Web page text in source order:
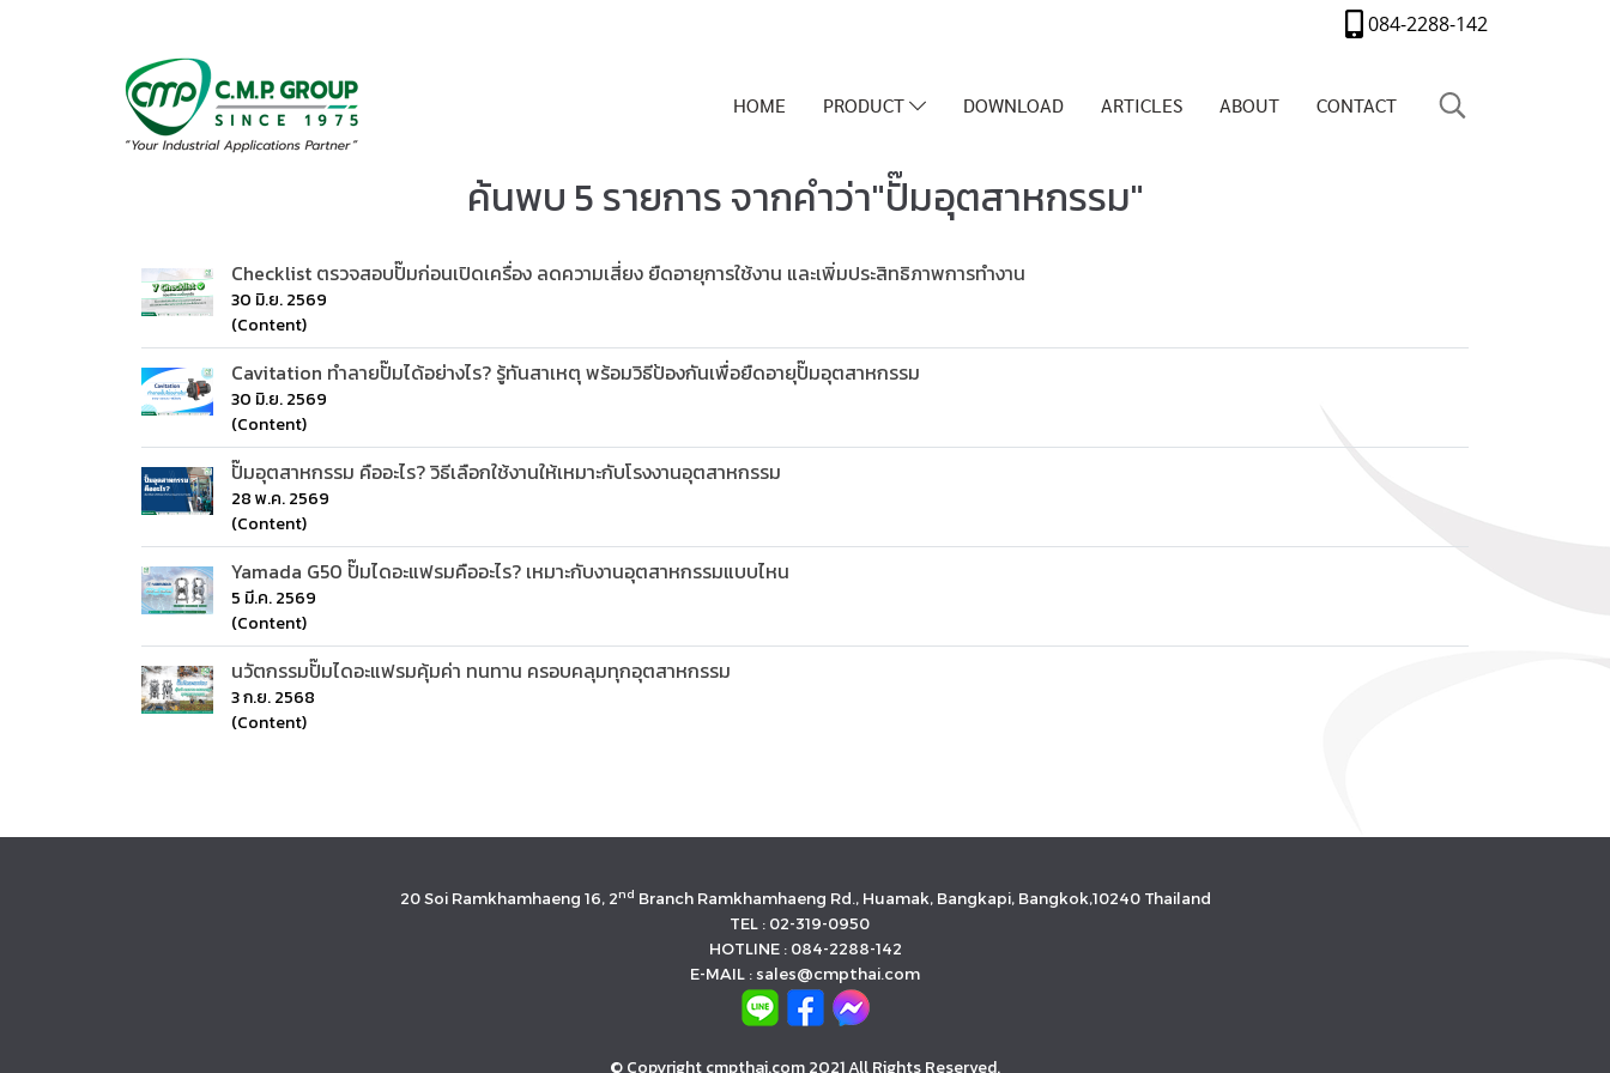
084-2288-142
HOME PRODUCT DOWNLOAD ARTICLES ABOUT CONTACT
ค้นพบ 5 รายการ จากคำว่า"ปั๊มอุตสาหกรรม"
Checklist ตรวจสอบปั๊มก่อนเปิดเครื่อง ลดความเสี่ยง ยืดอายุการใช้งาน และเพิ่มประสิทธิภาพการทำงาน
30 มิ.ย. 2569
(Content)
Cavitation ทำลายปั๊มได้อย่างไร? รู้ทันสาเหตุ พร้อมวิธีป้องกันเพื่อยืดอายุปั๊มอุตสาหกรรม
30 มิ.ย. 2569
(Content)
ปั๊มอุตสาหกรรม คืออะไร? วิธีเลือกใช้งานให้เหมาะกับโรงงานอุตสาหกรรม
28 พ.ค. 2569
(Content)
Yamada G50 ปั๊มไดอะแฟรมคืออะไร? เหมาะกับงานอุตสาหกรรมแบบไหน
5 มี.ค. 2569
(Content)
นวัตกรรมปั๊มไดอะแฟรมคุ้มค่า ทนทาน ครอบคลุมทุกอุตสาหกรรม
3 ก.ย. 2568
(Content)
20 Soi Ramkhamhaeng 16, 2nd Branch Ramkhamhaeng Rd., Huamak, Bangkapi, Bangkok,10240 Thailand
TEL : 02-319-0950
HOTLINE : 084-2288-142
E-MAIL : sales@cmpthai.com
© Copyright cmpthai.com 2021 All Rights Reserved.